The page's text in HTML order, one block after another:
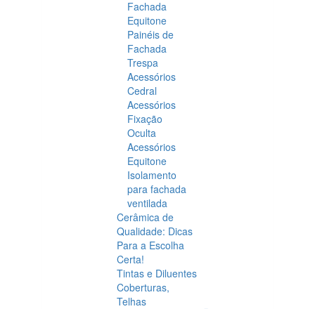
Fachada
Equitone
Painéis de
Fachada
Trespa
Acessórios
Cedral
Acessórios
Fixação
Oculta
Acessórios
Equitone
Isolamento
para fachada
ventilada
Cerâmica de
Qualidade: Dicas
Para a Escolha
Certa!
Tintas e Diluentes
Coberturas,
Telhas